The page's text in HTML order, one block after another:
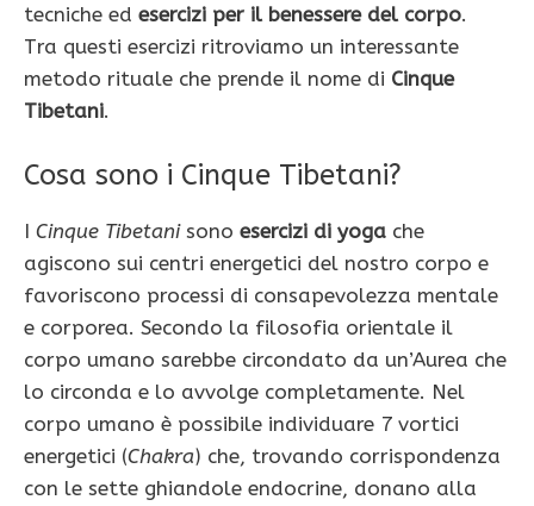
tecniche ed esercizi per il benessere del corpo.
Tra questi esercizi ritroviamo un interessante
metodo rituale che prende il nome di Cinque
Tibetani.
Cosa sono i Cinque Tibetani?
I Cinque Tibetanisono esercizi di yoga che
agiscono sui centri energetici del nostro corpo e
favoriscono processi di consapevolezza mentale
e corporea. Secondo la filosofia orientale il
corpo umano sarebbe circondato da un’Aurea che
lo circonda e lo avvolge completamente. Nel
corpo umano è possibile individuare 7 vortici
energetici (Chakra) che, trovando corrispondenza
con le sette ghiandole endocrine, donano alla